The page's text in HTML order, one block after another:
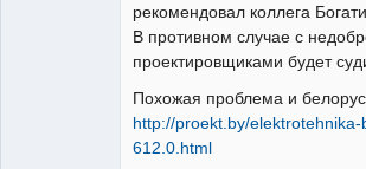
рекомендовал коллега
В противном случае с
проектировщиками будет
Похожая проблема и
http://proekt.by/
612.0.html